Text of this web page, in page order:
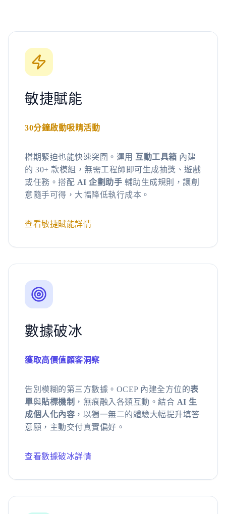
敏捷賦能
30分鐘啟動吸睛活動
檔期緊迫也能快速突圍。運用 互動工具箱 內建
的 30+ 款模組，無需工程師即可生成抽獎、遊戲
或任務。搭配 AI 企劃助手 輔助生成規則，讓創
意隨手可得，大幅降低執行成本。
查看敏捷賦能詳情
數據破冰
獲取高價值顧客洞察
告別模糊的第三方數據。OCEP 內建全方位的表
單與貼標機制 ，無痕融入各類互動。結合 AI 生
成個人化內容 ，以獨一無二的體驗大幅提升填答
意願，主動交付真實偏好。
查看數據破冰詳情